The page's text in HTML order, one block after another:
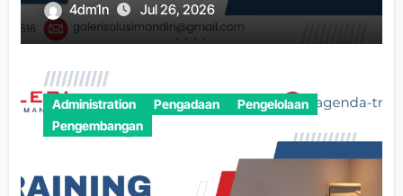
4dm1n Jul 26, 2026
Administration Pengadaan
Pengelolaan
Pengembangan